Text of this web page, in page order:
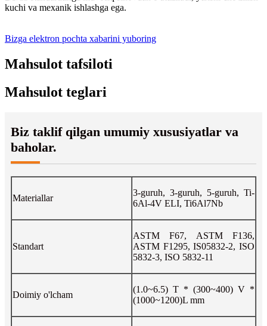
kuchi va mexanik ishlashga ega.
Bizga elektron pochta xabarini yuboring
Mahsulot tafsiloti
Mahsulot teglari
Biz taklif qilgan umumiy xususiyatlar va
baholar.
Materiallar
3-guruh, 3-guruh, 5-guruh, Ti-
6Al-4V ELI, Ti6Al7Nb
Standart
ASTM F67, ASTM F136,
ASTM F1295, IS05832-2, ISO
5832-3, ISO 5832-11
Doimiy o'lcham
(1.0~6.5) T * (300~400) V *
(1000~1200)L mm